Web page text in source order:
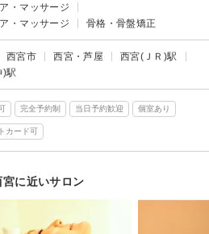
・マッサージ
・マッサージ
骨格・骨盤矯正
西宮市 西宮・芦屋
西宮(ＪＲ)駅
)駅
完全予約制 当日予約歓迎 個室あり
カード可
に近いサロン